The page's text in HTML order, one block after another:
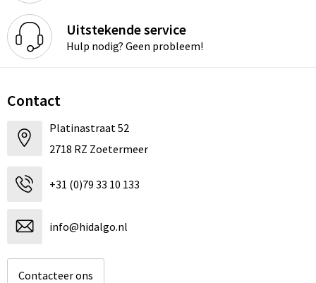
Uitstekende service
Hulp nodig? Geen probleem!
Contact
Platinastraat 52
2718 RZ Zoetermeer
+31 (0)79 33 10 133
info@hidalgo.nl
Contacteer ons